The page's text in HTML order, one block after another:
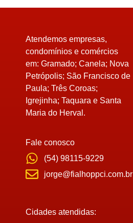
Atendemos empresas,
condomínios e comércios
em: Gramado; Canela; Nova
Petrópolis; São Francisco de
Paula; Três Coroas;
Igrejinha; Taquara e Santa
Maria do Herval.
Fale conosco
(54) 98115-9229
jorge@fialhoppci.com.br
Cidades atendidas: